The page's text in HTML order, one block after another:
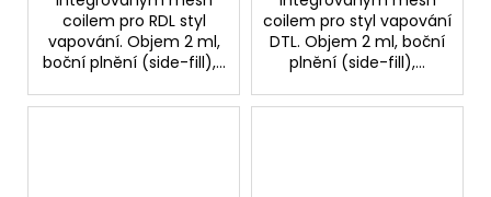
coilem pro RDL styl
vapování. Objem 2 ml,
boční plnění (side-fill),...
coilem pro styl vapování
DTL. Objem 2 ml, boční
plnění (side-fill),...